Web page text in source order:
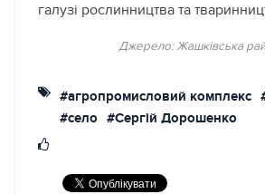
галузі рослинництва та
Джерело: Жашківська
#агропромисловий комплекс
#село
#Сергій Дорошенко